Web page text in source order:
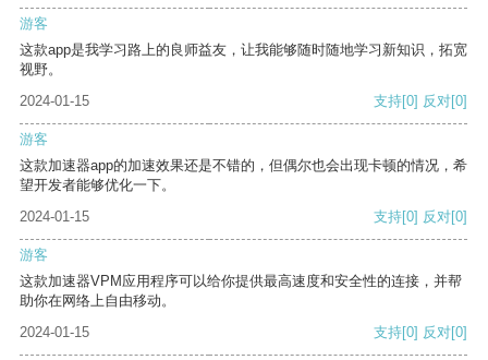
游客
这款app是我学习路上的良师益友，让我能够随时随地学习新知识，拓宽
视野。
2024-01-15
支持[0] 反对[0]
游客
这款加速器app的加速效果还是不错的，但偶尔也会出现卡顿的情况，希
望开发者能够优化一下。
2024-01-15
支持[0] 反对[0]
游客
这款加速器VPM应用程序可以给你提供最高速度和安全性的连接，并帮
助你在网络上自由移动。
2024-01-15
支持[0] 反对[0]